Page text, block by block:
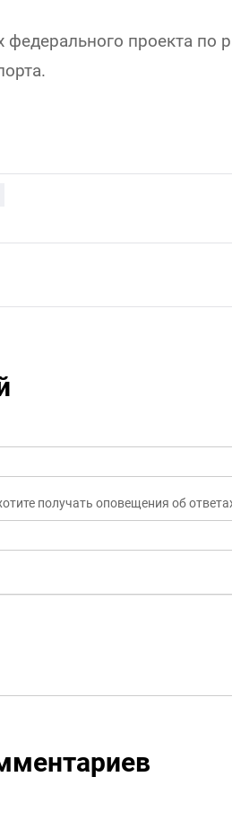
федерального проекта по
получать оповещения об